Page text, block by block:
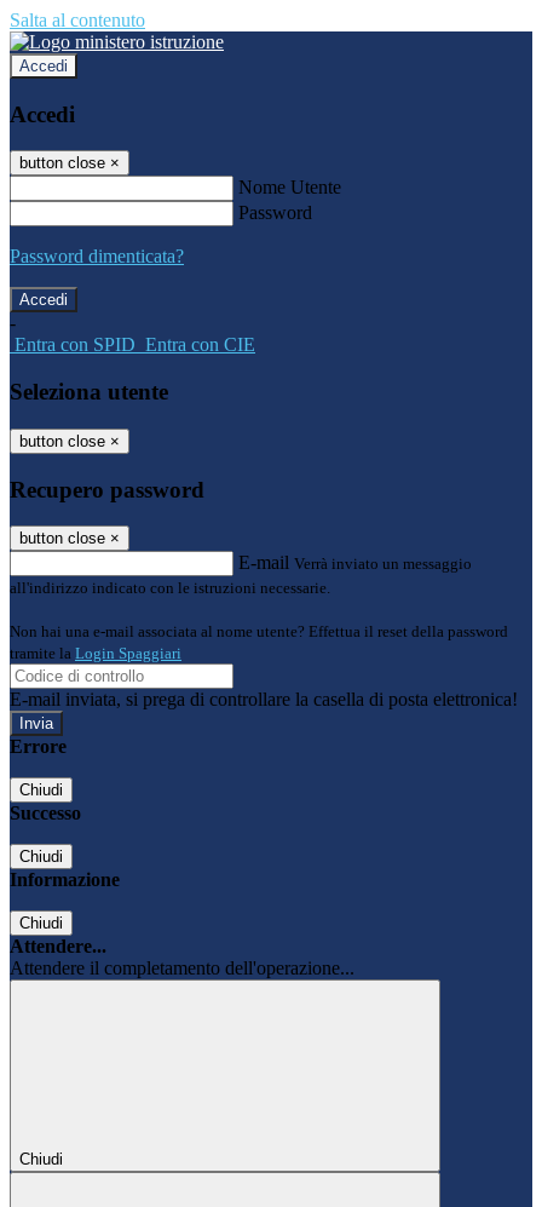
Salta al contenuto
Accedi
Accedi
button close ×
Nome Utente
Password
Password dimenticata?
-
Entra con SPID Entra con CIE
Seleziona utente
button close ×
Recupero password
button close ×
E-mail Verrà inviato un messaggio
all'indirizzo indicato con le istruzioni necessarie.
Non hai una e-mail associata al nome utente? Effettua il reset della password
tramite la Login Spaggiari
E-mail inviata, si prega di controllare la casella di posta elettronica!
Errore
Chiudi
Successo
Chiudi
Informazione
Chiudi
Attendere...
Attendere il completamento dell'operazione...
Chiudi